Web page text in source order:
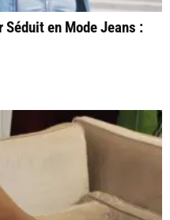
Séduit en Mode Jeans :